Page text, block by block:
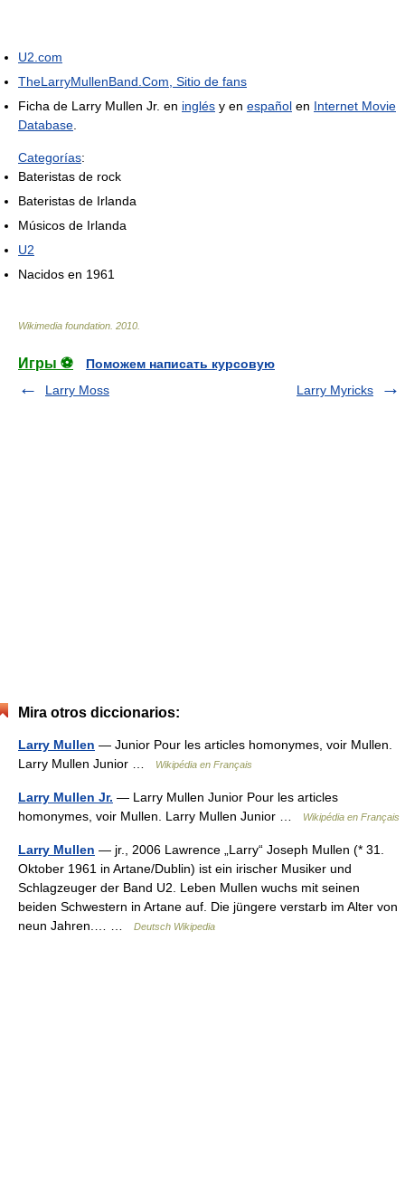
U2.com
TheLarryMullenBand.Com, Sitio de fans
Ficha de Larry Mullen Jr. en inglés y en español en Internet Movie
Database.
Categorías:
Bateristas de rock
Bateristas de Irlanda
Músicos de Irlanda
U2
Nacidos en 1961
Wikimedia foundation 2010
Игры ⚽
Поможем написать курсовую
Larry Moss
Larry Myricks
Mira otros diccionarios:
Larry Mullen — Junior Pour les articles homonymes, voir Mullen.
Larry Mullen Junior …
Wikipédia en Français
Larry Mullen Jr. — Larry Mullen Junior Pour les articles
homonymes, voir Mullen. Larry Mullen Junior …
Wikipédia en Français
Larry Mullen — jr., 2006 Lawrence „Larry“ Joseph Mullen (* 31.
Oktober 1961 in Artane/Dublin) ist ein irischer Musiker und
Schlagzeuger der Band U2. Leben Mullen wuchs mit seinen
beiden Schwestern in Artane auf. Die jüngere verstarb im Alter von
neun Jahren.… …
Deutsch Wikipedia